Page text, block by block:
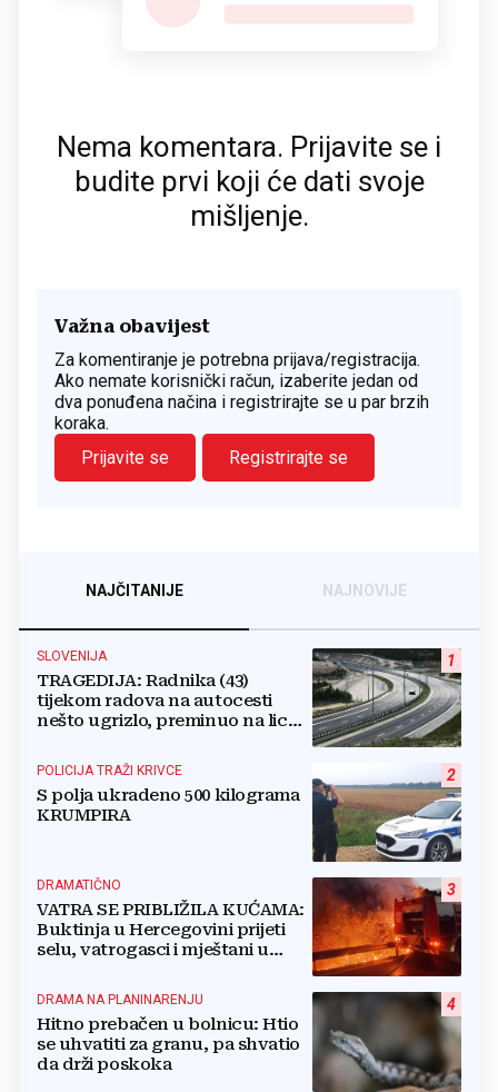
Nema komentara. Prijavite se i
budite prvi koji će dati svoje
mišljenje.
Važna obavijest
Za komentiranje je potrebna prijava/registracija.
Ako nemate korisnički račun, izaberite jedan od
dva ponuđena načina i registrirajte se u par brzih
koraka.
Prijavite se
Registrirajte se
NAJČITANIJE NAJNOVIJE
1
SLOVENIJA
TRAGEDIJA: Radnika (43)
tijekom radova na autocesti
nešto ugrizlo, preminuo na licu
2
POLICIJA TRAŽI KRIVCE
S polja ukradeno 500 kilograma
KRUMPIRA
3
DRAMATIČNO
VATRA SE PRIBLIŽILA KUĆAMA:
Buktinja u Hercegovini prijeti
selu, vatrogasci i mještani u
4
DRAMA NA PLANINARENJU
Hitno prebačen u bolnicu: Htio
se uhvatiti za granu, pa shvatio
da drži poskoka